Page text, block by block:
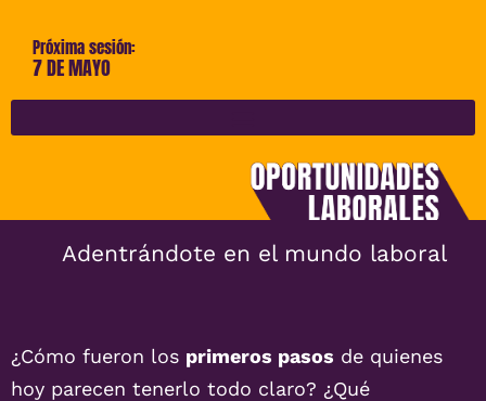
Próxima sesión:
7 DE MAYO
Adentrándote en el mundo laboral
¿Cómo fueron los primeros pasos de quienes
hoy parecen tenerlo todo claro? ¿Qué